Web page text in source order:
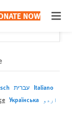
NOW
עברית Italiano
Українська اردو